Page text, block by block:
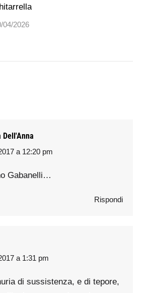
04/2026
Dell'Anna
a 12:20 pm
Gabanelli…
Rispondi
a 1:31 pm
di sussistenza, e di tepore,